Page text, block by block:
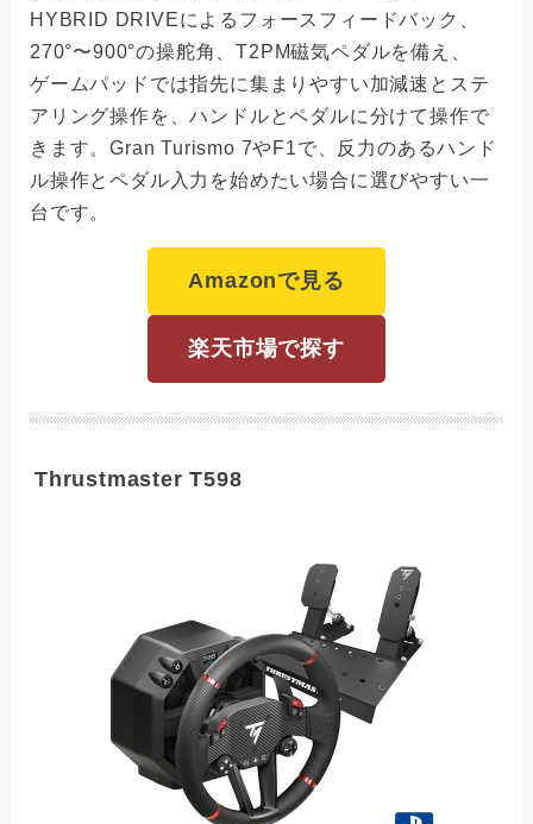
HYBRID DRIVEによるフォースフィードバック、
270°〜900°の操舵角、T2PM磁気ペダルを備え、
ゲームパッドでは指先に集まりやすい加減速とステ
アリング操作を、ハンドルとペダルに分けて操作で
きます。Gran Turismo 7やF1で、反力のあるハンド
ル操作とペダル入力を始めたい場合に選びやすい一
台です。
Amazonで見る
楽天市場で探す
Thrustmaster T598